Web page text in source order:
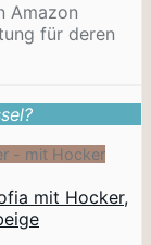
Amazon
für deren
- mit Hocker
mit Hocker,